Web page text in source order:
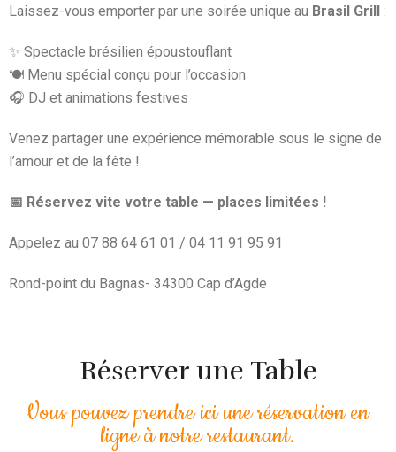
Laissez-vous emporter par une soirée unique au Brasil Grill :
✨ Spectacle brésilien époustouflant
🍽️ Menu spécial conçu pour l’occasion
🎧 DJ et animations festives
Venez partager une expérience mémorable sous le signe de
l’amour et de la fête !
📅 Réservez vite votre table — places limitées !
Appelez au 07 88 64 61 01 / 04 11 91 95 91
Rond-point du Bagnas- 34300 Cap d’Agde
Réserver une Table
Vous pouvez prendre ici une réservation en
ligne à notre restaurant.